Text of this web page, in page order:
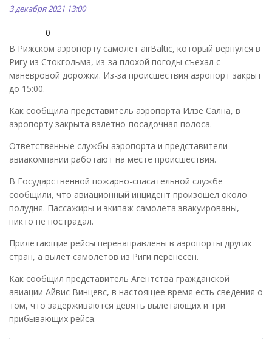
3 декабря 2021 13:00
0
В Рижском аэропорту самолет airBaltic, который вернулся в
Ригу из Стокгольма, из-за плохой погоды съехал с
маневровой дорожки. Из-за происшествия аэропорт закрыт
до 15:00.
Как сообщила представитель аэропорта Илзе Сална, в
аэропорту закрыта взлетно-посадочная полоса.
Ответственные службы аэропорта и представители
авиакомпании работают на месте происшествия.
В Государственной пожарно-спасательной службе
сообщили, что авиационный инцидент произошел около
полудня. Пассажиры и экипаж самолета эвакуированы,
никто не пострадал.
Прилетающие рейсы перенаправлены в аэропорты других
стран, а вылет самолетов из Риги перенесен.
Как сообщил представитель Агентства гражданской
авиации Айвис Винцевс, в настоящее время есть сведения о
том, что задерживаются девять вылетающих и три
прибывающих рейса.